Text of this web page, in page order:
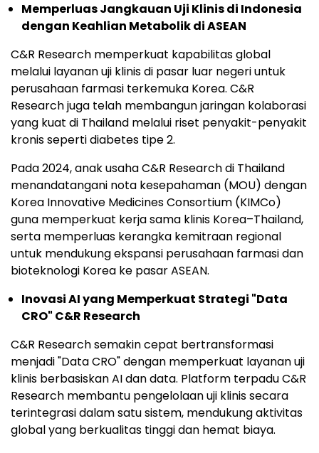
Memperluas Jangkauan Uji Klinis di Indonesia
dengan Keahlian Metabolik di ASEAN
C&R Research memperkuat kapabilitas global
melalui layanan uji klinis di pasar luar negeri untuk
perusahaan farmasi terkemuka Korea. C&R
Research juga telah membangun jaringan kolaborasi
yang kuat di Thailand melalui riset penyakit-penyakit
kronis seperti diabetes tipe 2.
Pada 2024, anak usaha C&R Researchdi Thailand
menandatangani nota kesepahaman (MOU) dengan
Korea Innovative Medicines Consortium (KIMCo)
guna memperkuat kerja sama klinis Korea–Thailand,
serta memperluas kerangka kemitraan regional
untuk mendukung ekspansi perusahaan farmasi dan
bioteknologi Korea ke pasar ASEAN.
Inovasi AI yang Memperkuat Strategi "Data
CRO" C&R Research
C&R Research semakin cepat bertransformasi
menjadi "Data CRO" dengan memperkuat layanan uji
klinis berbasiskan AI dan data. Platform terpadu C&R
Research membantu pengelolaan uji klinis secara
terintegrasi dalam satu sistem, mendukung aktivitas
global yang berkualitas tinggi dan hemat biaya.